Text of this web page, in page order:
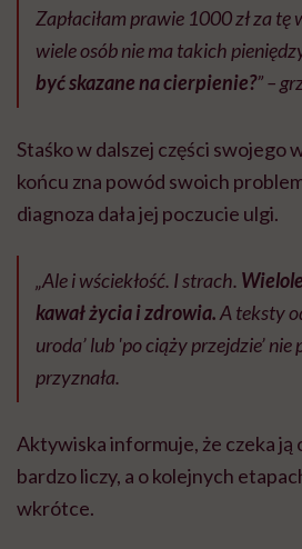
Zapłaciłam prawie 1000 zł za tę
wiele osób nie ma takich
być skazane na cierpienie?” –
Staśko w dalszej części swojego
końcu zna powód swoich
diagnoza dała jej poczucie ulgi.
„Ale i wściekłość. I strach.
kawał życia i zdrowia.A teksty
uroda’ lub 'po ciąży przejdzie’ nie
przyznała.
Aktywiska informuje, że czeka ją
bardzo liczy, a o kolejnych
wkrótce.